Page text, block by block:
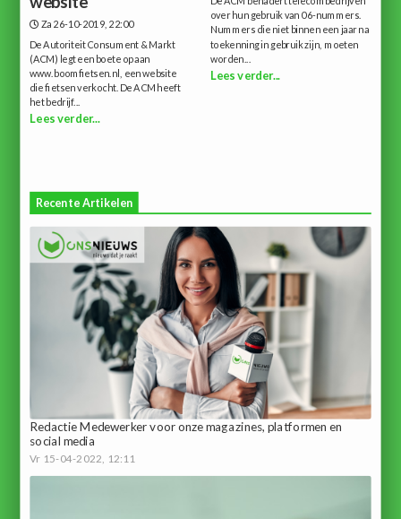
Za 26-10-2019, 22:00
De Autoriteit Consument & Markt
(ACM) legt een boete op aan
www.boomfietsen.nl, een website
die fietsen verkocht. De ACM heeft
het bedrijf...
Lees verder...
over hun gebruik van 06-nummers.
Nummers die niet binnen een jaar na
toekenning in gebruik zijn, moeten
worden...
Lees verder...
Recente Artikelen
Redactie Medewerker voor onze magazines, platformen en
social media
Vr 15-04-2022, 12:11